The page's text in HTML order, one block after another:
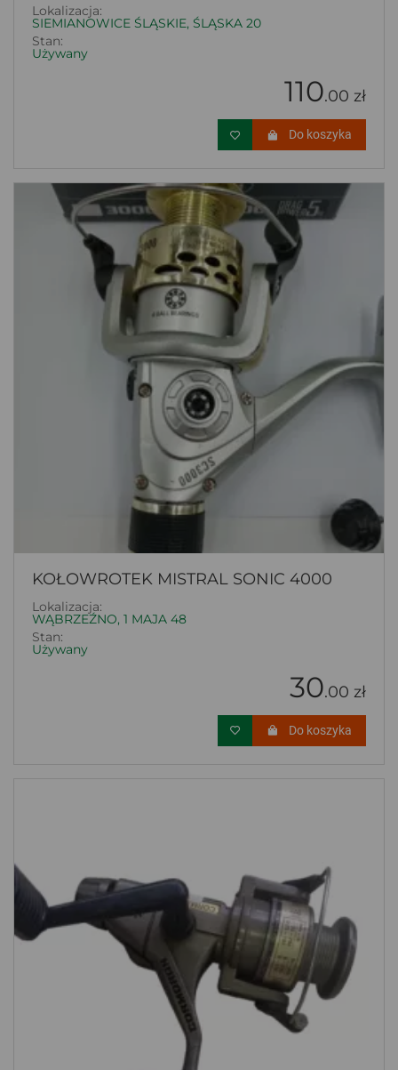
Lokalizacja:
SIEMIANOWICE ŚLĄSKIE, ŚLĄSKA 20
Stan:
Używany
110.00 zł
Do koszyka
KOŁOWROTEK MISTRAL SONIC 4000
Lokalizacja:
WĄBRZEŹNO, 1 MAJA 48
Stan:
Używany
30.00 zł
Do koszyka